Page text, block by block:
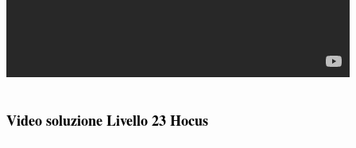
Video soluzione Livello 23 Hocus